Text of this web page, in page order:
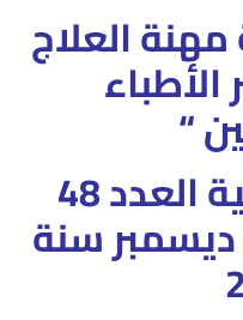
العلاج
“
الجريدة الرسمية العدد 48
سنة